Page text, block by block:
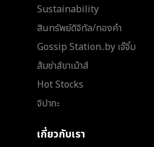
Sustainability
สินทรัพย์ดิจิทัล/ทองคำ
Gossip Station..by เจ๊จิ๋ม
ส้มซ่าส์ขาเม้าส์
Hot Stocks
จิปาถะ
เกี่ยวกับเรา